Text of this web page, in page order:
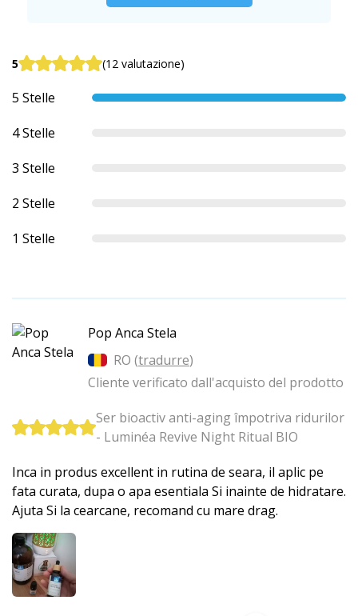
5 (12 valutazione)
5 Stelle
4 Stelle
3 Stelle
2 Stelle
1 Stelle
Pop Anca Stela
RO (tradurre)
Cliente verificato dall'acquisto del prodotto
Ser bioactiv anti-aging împotriva ridurilor
- Luminéa Revive Night Ritual BIO
Inca in produs excellent in rutina de seara, il aplic pe
fata curata, dupa o apa esentiala Si inainte de hidratare.
Ajuta Si la cearcane, recomand cu mare drag.